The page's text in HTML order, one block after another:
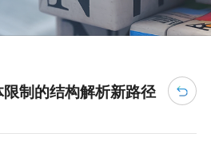
制的结构解析新路径